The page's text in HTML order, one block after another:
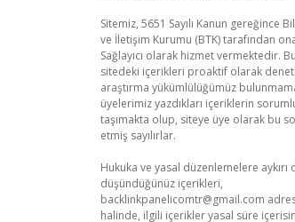
Sitemiz, 5651 Sayılı Kanun gereğince
ve İletişim Kurumu (BTK) tarafından
Sağlayıcı olarak hizmet vermektedir.
sitedeki içerikleri proaktif olarak
araştırma yükümlülüğümüz
üyelerimiz yazdıkları içeriklerin
taşımakta olup, siteye üye olarak bu
etmiş sayılırlar.
Hukuka ve yasal düzenlemelere aykırı
düşündüğünüz içerikleri,
backlinkpanelicomtr@gmail.com
halinde, ilgili içerikler yasal süre